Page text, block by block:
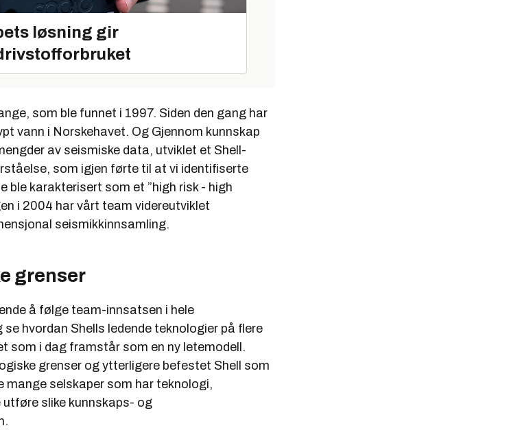
løsning gir
som ble funnet i 1997. Siden den gang har
vann i Norskehavet. Og Gjennom kunnskap
av seismiske data, utviklet et Shell-
som igjen førte til at vi identifiserte
ble karakterisert som et ”high risk - high
i 2004 har vårt team videreutviklet
seismikkinnsamling.
grenser
å følge team-innsatsen i hele
hvordan Shells ledende teknologier på flere
som i dag framstår som en ny letemodell.
grenser og ytterligere befestet Shell som
mange selskaper som har teknologi,
slike kunnskaps- og